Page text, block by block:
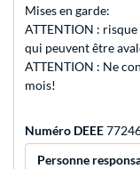
Mises en garde:
ATTENTION :
qui peuvent être
ATTENTION : Ne
mois!
Numéro DEEE
Personne